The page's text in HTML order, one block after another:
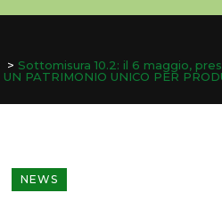
> Sottomisura 10.2: il 6 maggio,
UN PATRIMONIO UNICO PER
NEWS